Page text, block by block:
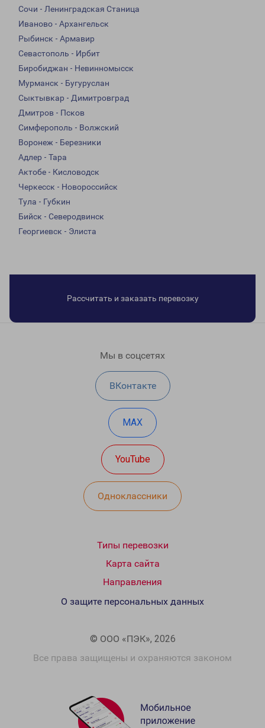
Сочи - Ленинградская Станица
Иваново - Архангельск
Рыбинск - Армавир
Севастополь - Ирбит
Биробиджан - Невинномысск
Мурманск - Бугуруслан
Сыктывкар - Димитровград
Дмитров - Псков
Симферополь - Волжский
Воронеж - Березники
Адлер - Тара
Актобе - Кисловодск
Черкесск - Новороссийск
Тула - Губкин
Бийск - Северодвинск
Георгиевск - Элиста
Рассчитать и заказать перевозку
Мы в соцсетях
ВКонтакте
MAX
YouTube
Одноклассники
Типы перевозки
Карта сайта
Направления
© ООО «ПЭК», 2026
Все права защищены и охраняются законом
О защите персональных данных